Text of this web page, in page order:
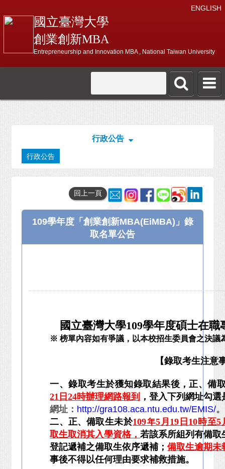
ENGLISH
國立臺灣大學
創業創新MBA
Entrepreneurship and Innovation MBA , National Taiwan University
行政公告
行政公告
回上一頁
109學年度「創業創新MBA(EiMBA)」錄
取名單公告
國立臺灣大學109學年度碩士在
※ 榜單內容如有爭議，以本校招生委員會之決議
【錄取考生注意
一、錄取考生於獲知錄取結果後，正、備
21日24時辦理網路報到 ，登入下列網址勾選
網址： http://gra108.aca.ntu.edu.tw/EMIS/。
二、正、 備取生未於109年5月19日10時至
取生取消其入學資格，若該系所組列有備
登記遞補之備取生依序遞補；備取生逾期未
事後不得以任何理由要求補救措施。